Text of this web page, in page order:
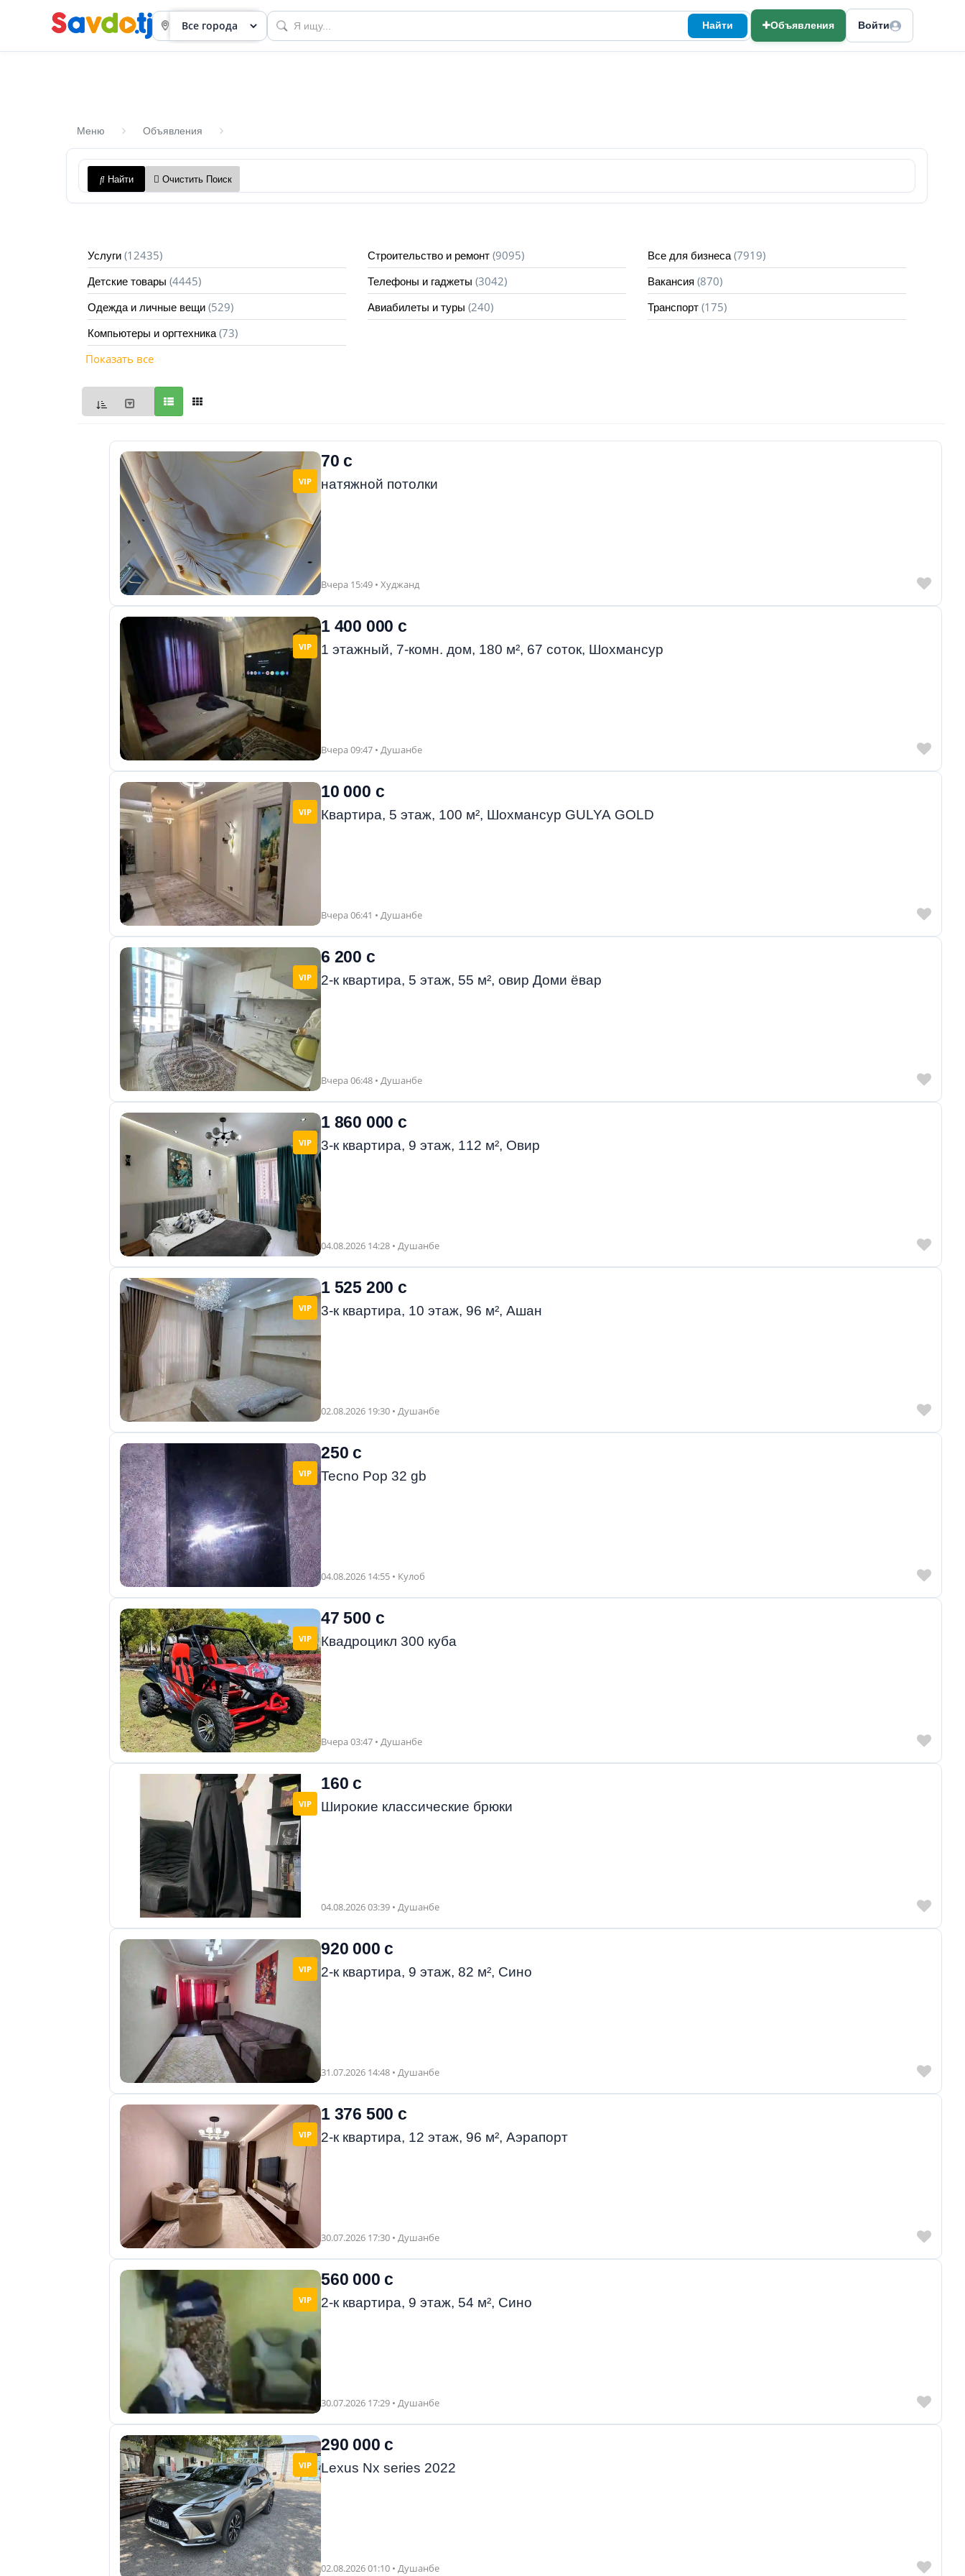
Найти Объявления Войти
приборов
объявления
Меню Объявления
Найти Очистить Поиск
Услуги (12435) Строительство и ремонт (9095) Все для бизнеса (7919)
Детские товары (4445) Телефоны и гаджеты (3042) Вакансия (870)
Одежда и личные вещи (529) Авиабилеты и туры (240) Транспорт (175)
Компьютеры и оргтехника (73)
Показать все
VIP
70 с
натяжной потолки
Вчера 15:49 • Худжанд
VIP
1 400 000 с
1 этажный, 7-комн. дом, 180 м², 67 соток, Шохмансур
Вчера 09:47 • Душанбе
VIP
10 000 с
Квартира, 5 этаж, 100 м², Шохмансур GULYA GOLD
Вчера 06:41 • Душанбе
VIP
6 200 с
2-к квартира, 5 этаж, 55 м², овир Доми ёвар
Вчера 06:48 • Душанбе
VIP
1 860 000 с
3-к квартира, 9 этаж, 112 м², Овир
04.08.2026 14:28 • Душанбе
VIP
1 525 200 с
3-к квартира, 10 этаж, 96 м², Ашан
02.08.2026 19:30 • Душанбе
VIP
250 с
Tecno Pop 32 gb
04.08.2026 14:55 • Кулоб
VIP
47 500 с
Квадроцикл 300 куба
Вчера 03:47 • Душанбе
VIP
160 с
Широкие классические брюки
04.08.2026 03:39 • Душанбе
VIP
920 000 с
2-к квартира, 9 этаж, 82 м², Сино
31.07.2026 14:48 • Душанбе
VIP
1 376 500 с
2-к квартира, 12 этаж, 96 м², Аэрапорт
30.07.2026 17:30 • Душанбе
VIP
560 000 с
2-к квартира, 9 этаж, 54 м², Сино
30.07.2026 17:29 • Душанбе
VIP
290 000 с
Lexus Nx series 2022
02.08.2026 01:10 • Душанбе